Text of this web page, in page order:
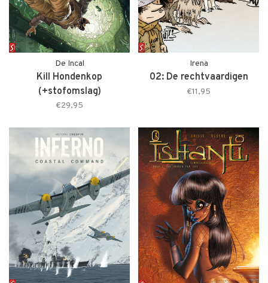
De Incal
Kill Hondenkop
(+stofomslag)
€29,95
Irena
02: De rechtvaardigen
€11,95